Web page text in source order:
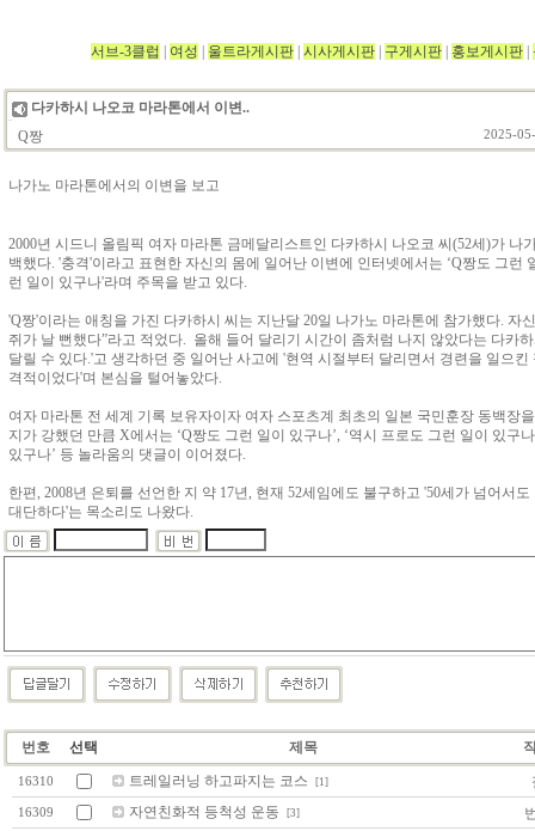
서브-3클럽 여성 울트라게시판 시사게시판 구게시판 홍보게시판
다카하시 나오코 마라톤에서 이변..
Q짱
2025-
나가노 마라톤에서의 이변을 보고
2000년 시드니 올림픽 여자 마라톤 금메달리스트인 다카하시 나오코 씨(52세)가 나
백했다. '충격'이라고 표현한 자신의 몸에 일어난 이변에 인터넷에서는 ‘Q짱도 그런
런 일이 있구나'라며 주목을 받고 있다.
'Q짱'이라는 애칭을 가진 다카하시 씨는 지난달 20일 나가노 마라톤에 참가했다. 자
쥐가 날 뻔했다”라고 적었다. 올해 들어 달리기 시간이 좀처럼 나지 않았다는 다카
달릴 수 있다.'고 생각하던 중 일어난 사고에 '현역 시절부터 달리면서 경련을 일으
격적이었다'며 본심을 털어놓았다.
여자 마라톤 전 세계 기록 보유자이자 여자 스포츠계 최초의 일본 국민훈장 동백장
지가 강했던 만큼 X에서는 ‘Q짱도 그런 일이 있구나’, ‘역시 프로도 그런 일이 있구
있구나’ 등 놀라움의 댓글이 이어졌다.
한편, 2008년 은퇴를 선언한 지 약 17년, 현재 52세임에도 불구하고 '50세가 넘어서
대단하다'는 목소리도 나왔다.
번호 선택 제목
16310 트레일러닝 하고파지는 코스 [1]
16309 자연친화적 등척성 운동 [3]